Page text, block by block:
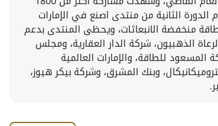
من 300 منتج جديد يمكن تصنيعه محلياً. وتقام الدورة الثانية من منتدى اصنع في الإمارات
منخفضة الانبعاثات، ويحظى المنتدى بدعم
الذهبيون، شركة الدار العقارية، ومجلس
للطاقة، والإمارات العالمية
وبنك المشرق، وشركة بيكر هيوز،